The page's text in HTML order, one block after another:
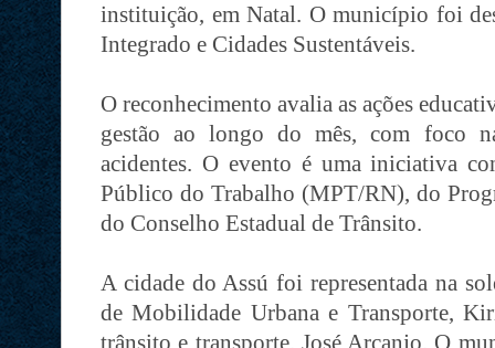
instituição, em Natal. O município foi
Integrado e Cidades Sustentáveis.
O reconhecimento avalia as ações
gestão ao longo do mês, com foco
acidentes. O evento é uma iniciativa
Público do Trabalho (MPT/RN), do
do Conselho Estadual de Trânsito.
A cidade do Assú foi representada na
de Mobilidade Urbana e Transporte,